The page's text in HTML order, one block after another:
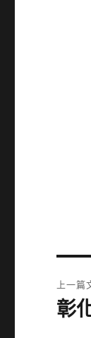
章
上一篇
上
彰